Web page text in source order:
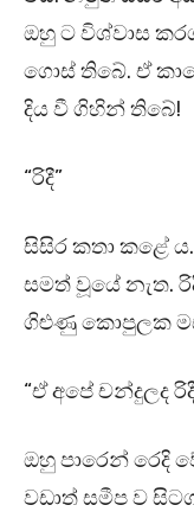
ඔහු ට විශ්වාස
ගොස් තිබේ. ඒ
දිය වී ගිහින් තිබේ!
“රිදී”
සිසිර කතා කළේ
සමත් වූයේ නැත.
ගිළුණු කොපුලක
“ඒ අපේ චන්දුලද
ඔහු පාරෙන් රෙදි
වඩාත් සමීප ව